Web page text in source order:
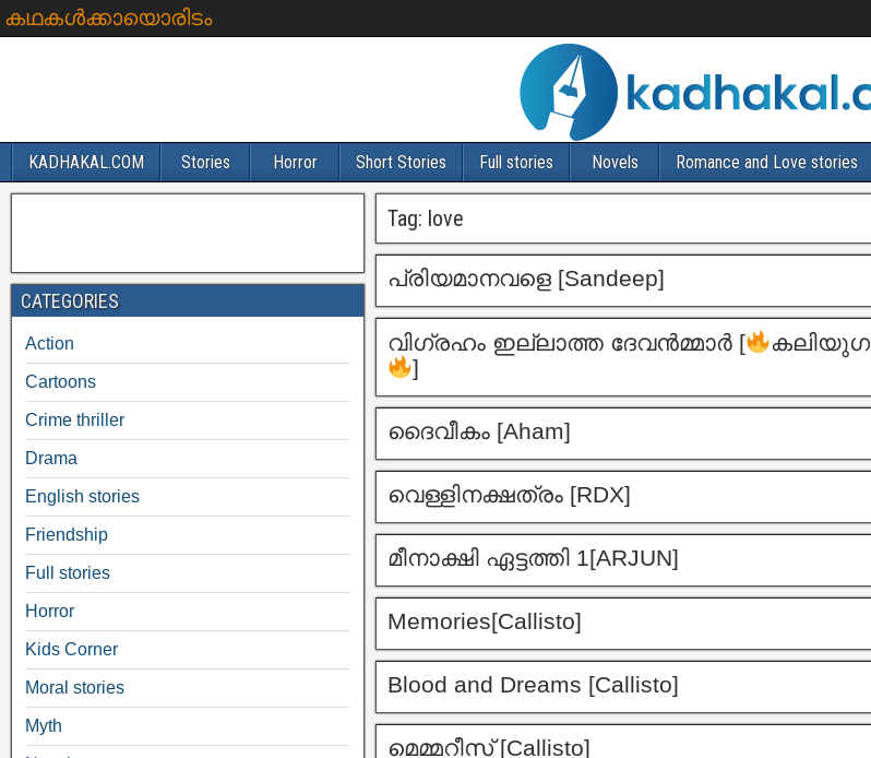
കഥകൾക്കായൊരിടം
KADHAKAL.COM Stories Horror Short Stories Full stories Novels Romance and Love stories
Tag: love
പ്രിയമാനവളെ [Sandeep]
വിഗ്രഹം ഇല്ലാത്ത ദേവൻമ്മാർ [ കലിയുഗ
]
ദൈവീകം [Aham]
വെള്ളിനക്ഷത്രം [RDX]
മീനാക്ഷി ഏട്ടത്തി 1[ARJUN]
Memories[Callisto]
Blood and Dreams [Callisto]
മെമ്മറീസ് [Callisto]
CATEGORIES
Action
Cartoons
Crime thriller
Drama
English stories
Friendship
Full stories
Horror
Kids Corner
Moral stories
Myth